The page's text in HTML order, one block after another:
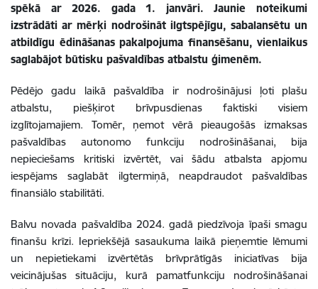
spēkā ar 2026. gada 1. janvāri. Jaunie noteikumi
izstrādāti ar mērķi nodrošināt ilgtspējīgu, sabalansētu un
atbildīgu ēdināšanas pakalpojuma finansēšanu, vienlaikus
saglabājot būtisku pašvaldības atbalstu ģimenēm.
Pēdējo gadu laikā pašvaldība ir nodrošinājusi ļoti plašu
atbalstu, piešķirot brīvpusdienas faktiski visiem
izglītojamajiem. Tomēr, ņemot vērā pieaugošās izmaksas
pašvaldības autonomo funkciju nodrošināšanai, bija
nepieciešams kritiski izvērtēt, vai šādu atbalsta apjomu
iespējams saglabāt ilgtermiņā, neapdraudot pašvaldības
finansiālo stabilitāti.
Balvu novada pašvaldība 2024. gadā piedzīvoja īpaši smagu
finanšu krīzi. Iepriekšējā sasaukuma laikā pieņemtie lēmumi
un nepietiekami izvērtētās brīvprātīgās iniciatīvas bija
veicinājušas situāciju, kurā pamatfunkciju nodrošināšanai